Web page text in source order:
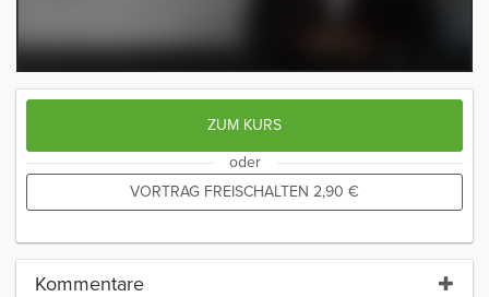
ZUM KURS
oder
VORTRAG FREISCHALTEN 2,90 €
Kommentare